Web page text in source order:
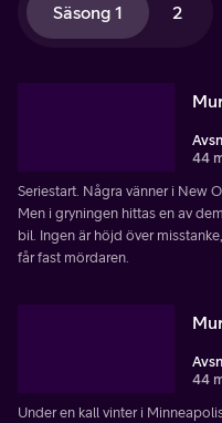
Säsong 1 2
44
Seriestart. Några vänner i New
Men i gryningen hittas en av
bil. Ingen är höjd över
får fast mördaren.
44
Under en kall vinter i